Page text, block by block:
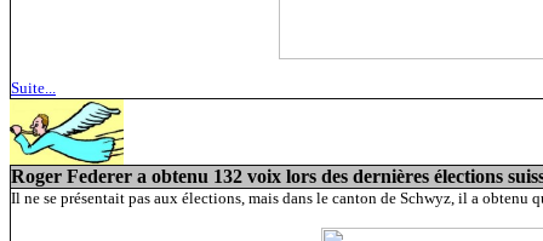
Suite...
Roger Federer a obtenu 132 voix lors des dernières élections
Il ne se présentait pas aux élections, mais dans le canton de Schwyz, il a obtenu